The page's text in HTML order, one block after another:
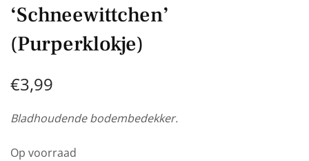
‘Schneewittchen’
(Purperklokje)
€3,99
Bladhoudende bodembedekker.
Op voorraad